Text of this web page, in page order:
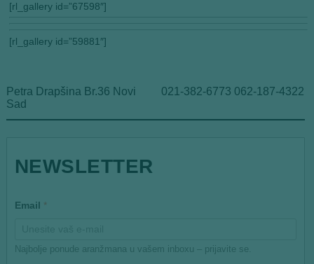
[rl_gallery id=”67598″]
[rl_gallery id=”59881″]
Petra Drapšina Br.36 Novi
Sad
021-382-6773 062-187-4322
m
aNEWSLETTER
Email *
Najbolje ponude aranžmana u vašem inboxu – prijavite se.